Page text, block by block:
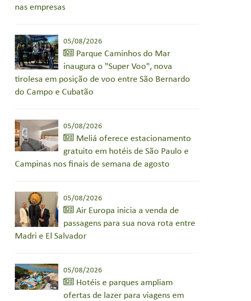
nas empresas
05/08/2026
Parque Caminhos do Mar
inaugura o "Super Voo", nova
tirolesa em posição de voo entre São Bernardo
do Campo e Cubatão
05/08/2026
Meliá oferece estacionamento
gratuito em hotéis de São Paulo e
Campinas nos finais de semana de agosto
05/08/2026
Air Europa inicia a venda de
passagens para sua nova rota entre
Madri e El Salvador
05/08/2026
Hotéis e parques ampliam
ofertas de lazer para viagens em